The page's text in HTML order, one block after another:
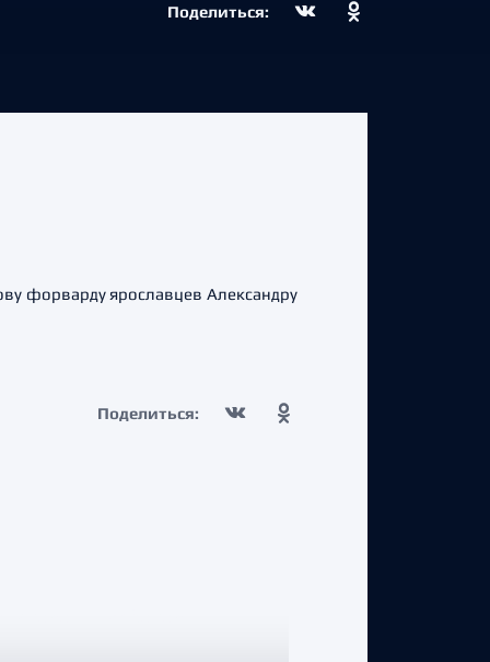
Поделиться:
форварду ярославцев Александру
Поделиться: